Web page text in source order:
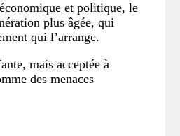
et politique, le
plus âgée, qui
qui l’arrange.
mais acceptée à
des menaces